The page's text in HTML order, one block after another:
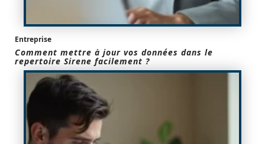
Entreprise
Comment mettre à jour vos données dans le
repertoire Sirene facilement ?